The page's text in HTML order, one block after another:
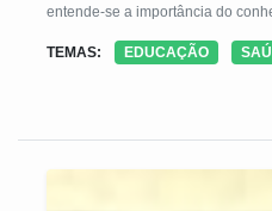
entende-se a importância do
tecnologia utiliza metodologias
dados, 36 cartas-perguntas e 16
TEMAS: EDUCAÇÃO